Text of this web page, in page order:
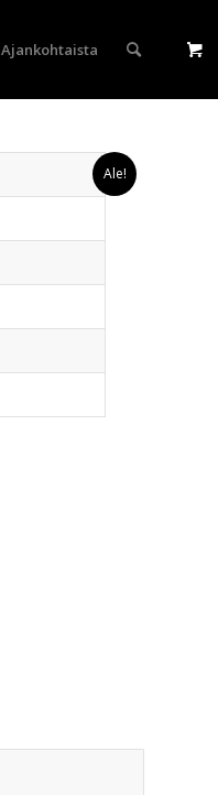
Ajankohtaista
Ale!